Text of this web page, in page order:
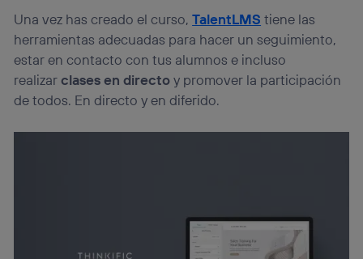
Una vez has creado el curso,TalentLMS tiene las
herramientas adecuadas para hacer un seguimiento,
estar en contacto con tus alumnos e incluso
realizarclases en directoy promover la participación
de todos. En directo y en diferido.